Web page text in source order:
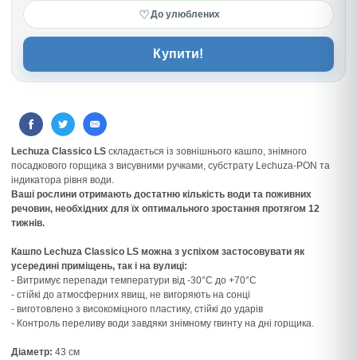
♡До улюблених
Купити!
Lechuza Classico LS складається із зовнішнього кашпо, знімного
посадкового горщика з висувними ручками, субстрату Lechuza-PON та
індикатора рівня води.
Ваші рослини отримають достатню кількість води та поживних
речовин, необхідних для їх оптимального зростання протягом 12
тижнів.
Кашпо Lechuza Classico LS можна з успіхом застосовувати як
усередині приміщень, так і на вулиці:
- Витримує перепади температури від -30°С до +70°С
- стійкі до атмосферних явищ, не вигоряють на сонці
- виготовлено з високоміцного пластику, стійкі до ударів
- Контроль переливу води завдяки знімному гвинту на дні горщика.
Діаметр: 43 см